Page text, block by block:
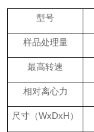
型号
样品处理量
最高转速
相对离心力
尺寸（WxDxH）